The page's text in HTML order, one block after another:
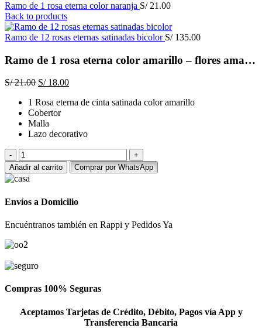
Ramo de 1 rosa eterna color naranja S/21.00
Back to products
Ramo de 12 rosas eternas satinadas bicolor S/135.00
Ramo de 1 rosa eterna color amarillo – flores amarillas
S/21.00 El
original
era:
S/ 21.00.
S/18.00El
actual
1 Rosa eterna de cinta satinada color amarillo
Cobertor
Malla
Lazo decorativo
Ramo
de
1
rosa
color
-
amarillas
Añadir al carrito Comprar por WhatsApp
Envíos a Domicilio
Encuéntranos también en Rappi y Pedidos Ya
Compras 100% Seguras
Aceptamos Tarjetas de Crédito, Débito, Pagos vía App y
Transferencia Bancaria